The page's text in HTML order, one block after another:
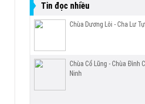
Tin đọc nhiều
Chùa Dương Lôi - Cha Lư Tự
Chùa Cổ Lũng - Chùa Đình
Ninh